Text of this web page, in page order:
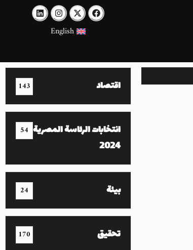
English
اقتصاد 143
انتخابات الرئاسة المصرية
2024
54
بيئة 24
تحقيق 170